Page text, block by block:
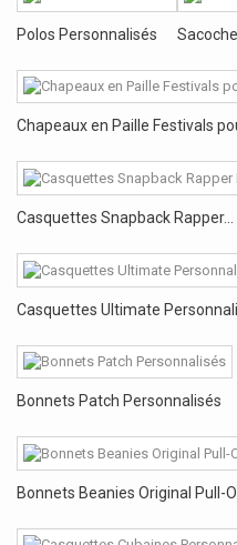
Polos Personnalisés
Chapeaux en Paille Festivals
Casquettes Snapback Rapper...
Casquettes Ultimate
Bonnets Patch Personnalisés
Bonnets Beanies Original Pull-